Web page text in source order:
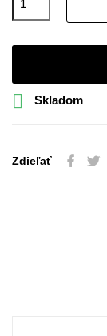
 Skladom
Zdieľať